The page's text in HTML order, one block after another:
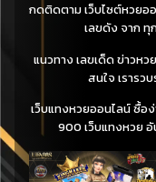
กดติดตาม เว็บไซต์หวยอ
เลขดัง จาก ทุ
แนวทาง เลขเด็ด ข่าวห
สนใจ เรารว
เว็บแทงหวยออนไลน์ ซื้อ
900 เว็บแทงหวย อั